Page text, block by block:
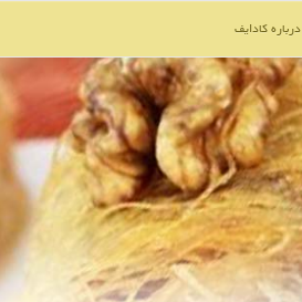
درباره كادایف